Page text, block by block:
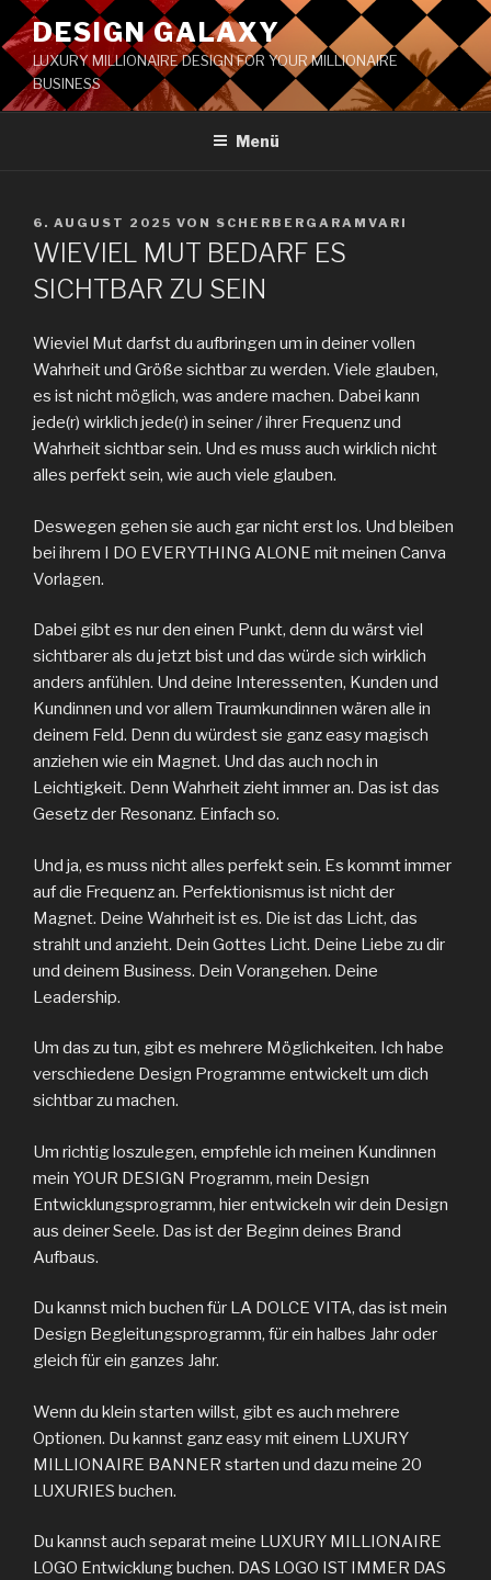
DESIGN GALAXY
LUXURY MILLIONAIRE DESIGN FOR YOUR MILLIONAIRE
BUSINESS
Menü
6. AUGUST 2025 VON SCHERBERGARAMVARI
WIEVIEL MUT BEDARF ES
SICHTBAR ZU SEIN
Wieviel Mut darfst du aufbringen um in deiner vollen
Wahrheit und Größe sichtbar zu werden. Viele glauben,
es ist nicht möglich, was andere machen. Dabei kann
jede(r) wirklich jede(r) in seiner / ihrer Frequenz und
Wahrheit sichtbar sein. Und es muss auch wirklich nicht
alles perfekt sein, wie auch viele glauben.
Deswegen gehen sie auch gar nicht erst los. Und bleiben
bei ihrem I DO EVERYTHING ALONE mit meinen Canva
Vorlagen.
Dabei gibt es nur den einen Punkt, denn du wärst viel
sichtbarer als du jetzt bist und das würde sich wirklich
anders anfühlen. Und deine Interessenten, Kunden und
Kundinnen und vor allem Traumkundinnen wären alle in
deinem Feld. Denn du würdest sie ganz easy magisch
anziehen wie ein Magnet. Und das auch noch in
Leichtigkeit. Denn Wahrheit zieht immer an. Das ist das
Gesetz der Resonanz. Einfach so.
Und ja, es muss nicht alles perfekt sein. Es kommt immer
auf die Frequenz an. Perfektionismus ist nicht der
Magnet. Deine Wahrheit ist es. Die ist das Licht, das
strahlt und anzieht. Dein Gottes Licht. Deine Liebe zu dir
und deinem Business. Dein Vorangehen. Deine
Leadership.
Um das zu tun, gibt es mehrere Möglichkeiten. Ich habe
verschiedene Design Programme entwickelt um dich
sichtbar zu machen.
Um richtig loszulegen, empfehle ich meinen Kundinnen
mein YOUR DESIGN Programm, mein Design
Entwicklungsprogramm, hier entwickeln wir dein Design
aus deiner Seele. Das ist der Beginn deines Brand
Aufbaus.
Du kannst mich buchen für LA DOLCE VITA, das ist mein
Design Begleitungsprogramm, für ein halbes Jahr oder
gleich für ein ganzes Jahr.
Wenn du klein starten willst, gibt es auch mehrere
Optionen. Du kannst ganz easy mit einem LUXURY
MILLIONAIRE BANNER starten und dazu meine 20
LUXURIES buchen.
Du kannst auch separat meine LUXURY MILLIONAIRE
LOGO Entwicklung buchen. DAS LOGO IST IMMER DAS